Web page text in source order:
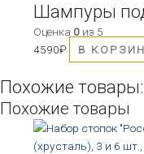
Шампуры
Оценка 0 из 5
4590₽ В
Похожие товары:
Похожие товары